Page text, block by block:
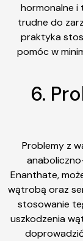
hormonalne i
trudne do
praktyka
pomóc w
6.
Problemy z
Enanthate,
wątrobą oraz
stosowanie
uszkodzenia